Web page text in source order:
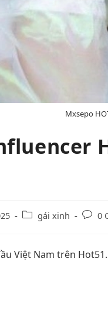
Mxsepo
gái xinh 0
Việt Nam trên